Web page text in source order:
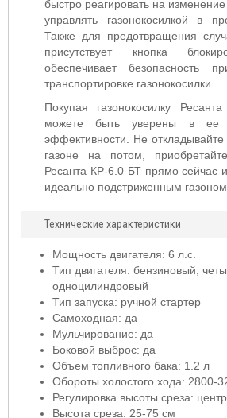
быстро реагировать на
управлять газонокосилкой в
Также для предотвращения
присутствует кнопка
обеспечивает безопасность
транспортировке газонокосилки.
Покупая газонокосилку
можете быть уверены в ее
эффективности. Не
газоне на потом, приобретайте
Ресанта КР-6.0 БТ прямо сейчас
идеально подстриженным
Технические характеристики
Мощность двигателя: 6 л.с.
Тип двигателя: бензиновый,
одноцилиндровый
Тип запуска: ручной стартер
Самоходная: да
Мульчирование: да
Боковой выброс: да
Объем топливного бака: 1.2 л
Обороты холостого хода: 2800-
Регулировка высоты среза:
Высота среза: 25-75 см